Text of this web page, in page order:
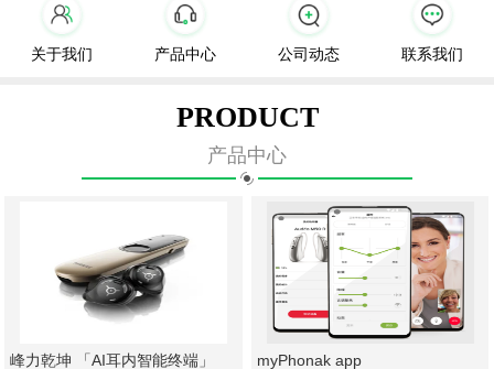
关于我们 产品中心 公司动态 联系我们
PRODUCT
产品中心
峰力乾坤 「AI耳内智能终端」 myPhonak app